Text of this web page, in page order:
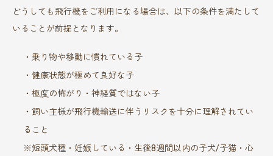
どうしても飛行機をご利用になる場合は、以下の条件を満たして
いることが前提となります。
・乗り物や移動に慣れている子
・健康状態が極めて良好な子
・極度の怖がり・神経質ではない子
・飼い主様が飛行機輸送に伴うリスクを十分に理解されてい
ること
※短頭犬種・妊娠している・生後8週間以内の子犬/子猫・心